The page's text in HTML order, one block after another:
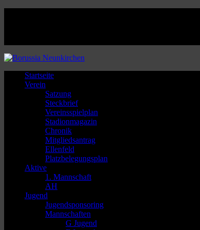
Startseite
Verein
Satzung
Steckbrief
Vereinsspielplan
Stadionmagazin
Chronik
Mitgliedsantrag
Ellenfeld
Platzbelegungsplan
Aktive
1. Mannschaft
AH
Jugend
Jugendsponsoring
Mannschaften
G Jugend